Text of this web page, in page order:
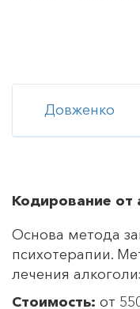
Довженко
Кодирование
Основа метода
психотерапии.
лечения
Стоимость: от